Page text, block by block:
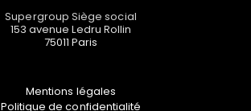
Supergroup Siège social
153 avenue Ledru Rollin
75011 Paris
Mentions légales
Politique de confidentialité